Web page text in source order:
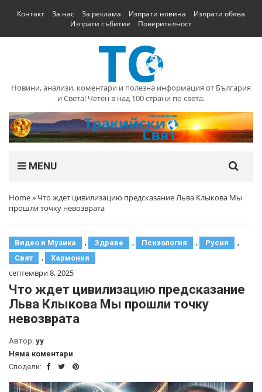
Контакт За нас За реклама Изпрати новина
Изпрати обява
Изпрати събитие
Поверителност
Новини, анализи, коментари и полезна информация от България
и Света! Четен в над 100 страни по света.
MENU
Home» Что ждет цивилизацию предсказание Льва Клыкова Мы
прошли точку невозврата
Видео и Музика , Здраве , Психология , Русия ,
Свят , Хармония
септември 8, 2025
Что ждет цивилизацию предсказание
Льва Клыкова Мы прошли точку
невозврата
Автор: yy
Няма коментари
Сподели: